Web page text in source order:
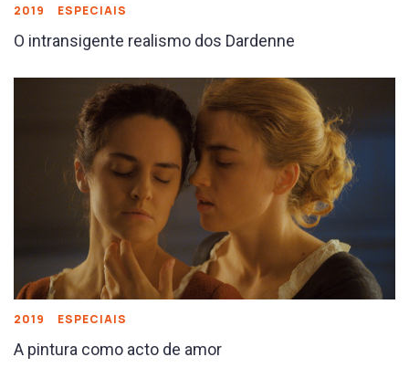
2019 ESPECIAIS
O intransigente realismo dos Dardenne
2019 ESPECIAIS
A pintura como acto de amor